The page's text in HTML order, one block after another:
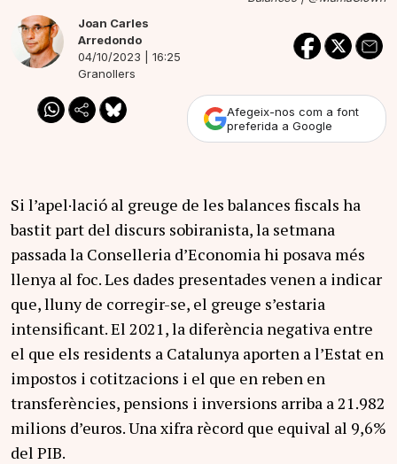
Joan Carles
Arredondo
04/10/2023 | 16:25
Granollers
Afegeix-nos com a font
preferida a Google
Si l’apel·lació al greuge de les balances fiscals ha
bastit part del discurs sobiranista, la setmana
passada la Conselleria d’Economia hi posava més
llenya al foc. Les dades presentades venen a indicar
que, lluny de corregir-se, el greuge s’estaria
intensificant. El 2021, la diferència negativa entre
el que els residents a Catalunya aporten a l’Estat en
impostos i cotitzacions i el que en reben en
transferències, pensions i inversions arriba a 21.982
milions d’euros. Una xifra rècord que equival al 9,6%
del PIB.